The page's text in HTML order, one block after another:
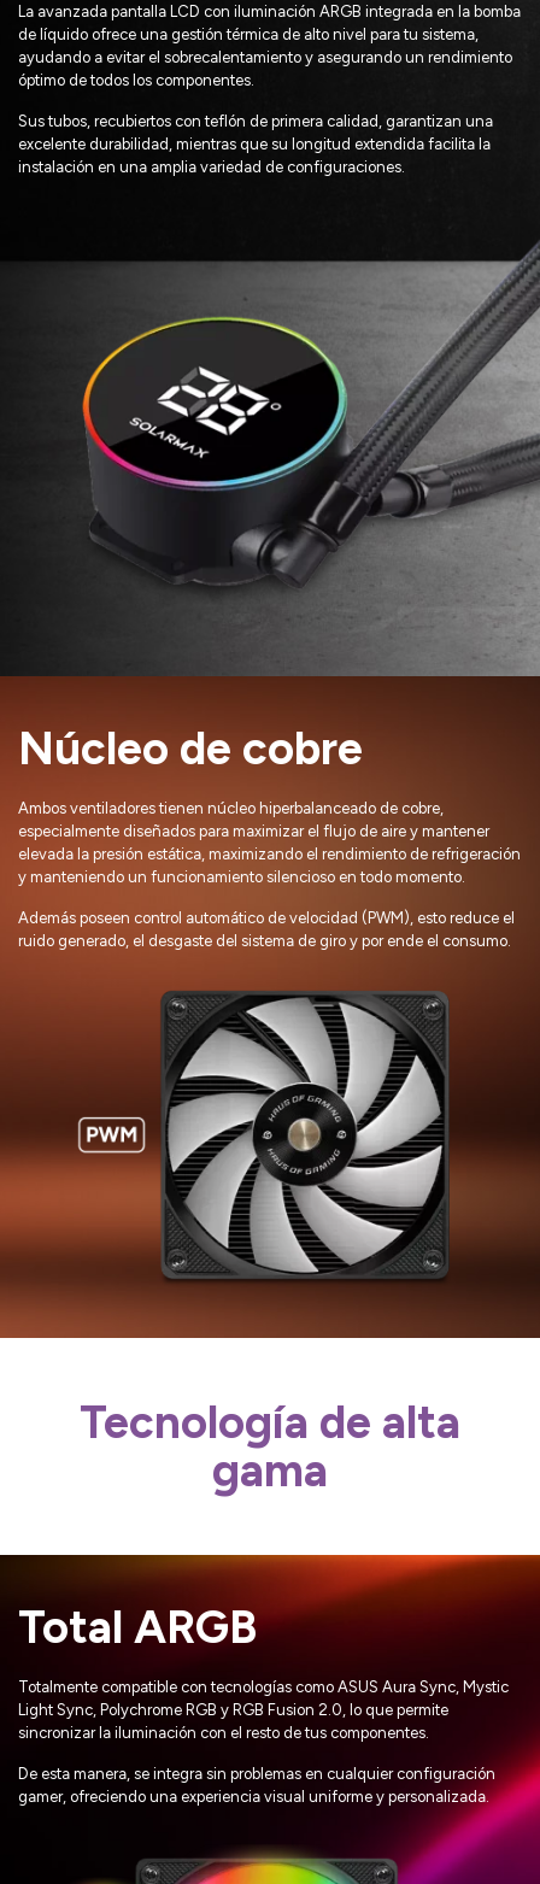
La avanzada pantalla LCD con iluminación ARGB integrada en la bomba
de líquido ofrece una gestión térmica de alto nivel para tu sistema,
ayudando a evitar el sobrecalentamiento y asegurando un rendimiento
óptimo de todos los componentes.
Sus tubos, recubiertos con teflón de primera calidad, garantizan una
excelente durabilidad, mientras que su longitud extendida facilita la
instalación en una amplia variedad de configuraciones.
Núcleo de cobre
Ambos ventiladores tienen núcleo hiperbalanceado de cobre,
especialmente diseñados para maximizar el flujo de aire y mantener
elevada la presión estática, maximizando el rendimiento de refrigeración
y manteniendo un funcionamiento silencioso en todo momento.
Además poseen control automático de velocidad (PWM), esto reduce el
ruido generado, el desgaste del sistema de giro y por ende el consumo.
Tecnología de alta
gama
Total ARGB
Totalmente compatible con tecnologías como ASUS Aura Sync, Mystic
Light Sync, Polychrome RGB y RGB Fusion 2.0, lo que permite
sincronizar la iluminación con el resto de tus componentes.
De esta manera, se integra sin problemas en cualquier configuración
gamer, ofreciendo una experiencia visual uniforme y personalizada.